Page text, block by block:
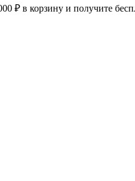
₽ в корзину и получите